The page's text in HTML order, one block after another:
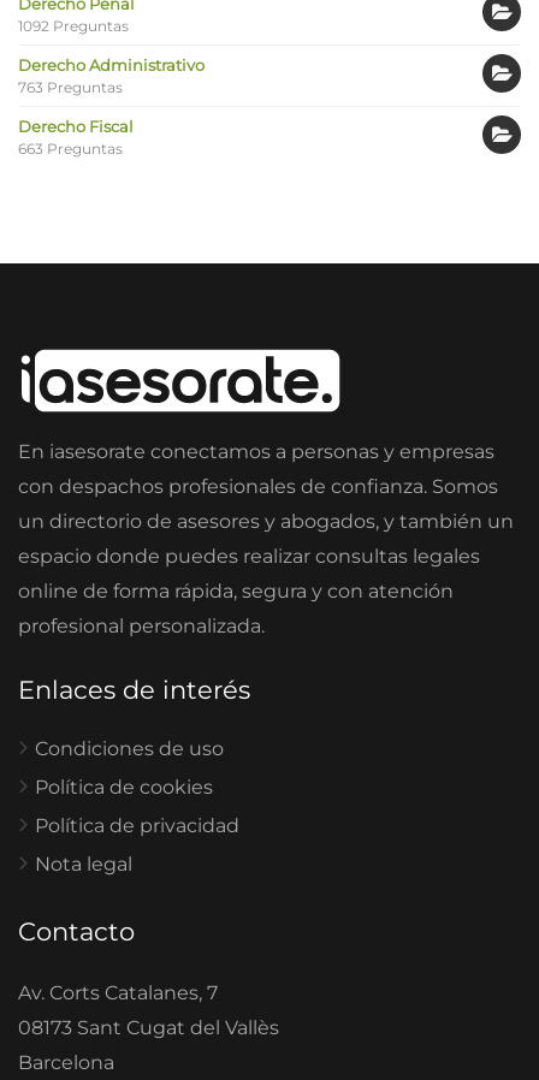
1092 Preguntas
Derecho Administrativo
763 Preguntas
Derecho Fiscal
663 Preguntas
En iasesorate conectamos a personas y empresas
con despachos profesionales de confianza. Somos
un directorio de asesores y abogados, y también un
espacio donde puedes realizar consultas legales
online de forma rápida, segura y con atención
profesional personalizada.
Enlaces de interés
Condiciones de uso
Política de cookies
Política de privacidad
Nota legal
Contacto
Av. Corts Catalanes, 7
08173 Sant Cugat del Vallès
Barcelona